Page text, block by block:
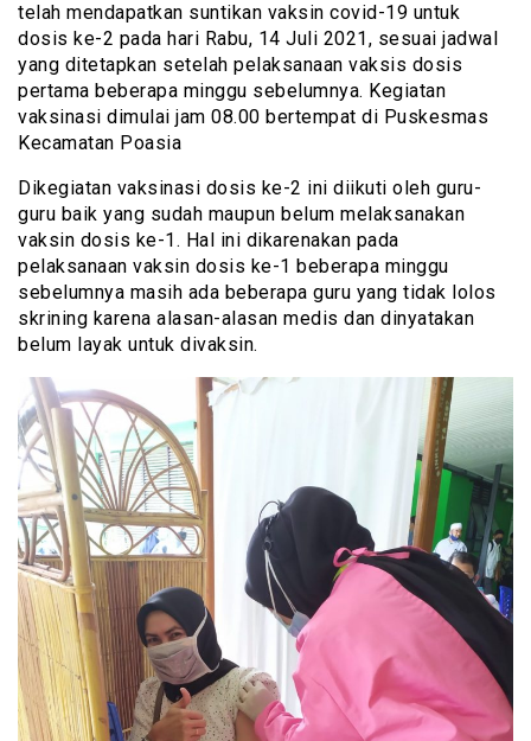
telah mendapatkan suntikan vaksin covid-19 untuk
dosis ke-2 pada hari Rabu, 14 Juli 2021, sesuai jadwal
yang ditetapkan setelah pelaksanaan vaksis dosis
pertama beberapa minggu sebelumnya. Kegiatan
vaksinasi dimulai jam 08.00 bertempat di Puskesmas
Kecamatan Poasia
Dikegiatan vaksinasi dosis ke-2 ini diikuti oleh guru-
guru baik yang sudah maupun belum melaksanakan
vaksin dosis ke-1. Hal ini dikarenakan pada
pelaksanaan vaksin dosis ke-1 beberapa minggu
sebelumnya masih ada beberapa guru yang tidak lolos
skrining karena alasan-alasan medis dan dinyatakan
belum layak untuk divaksin.